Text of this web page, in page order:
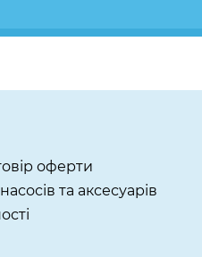
оферти
та аксесуарів